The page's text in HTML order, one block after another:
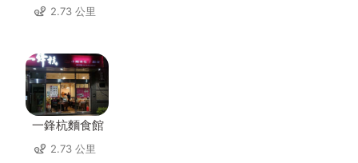
2.73 公里
一鋒杭麵食館
2.73 公里